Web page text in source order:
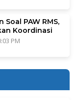
Soal PAW RMS,
Koordinasi
PM